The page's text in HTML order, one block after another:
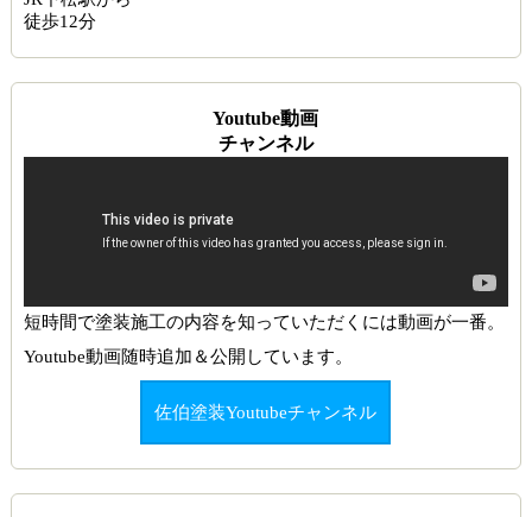
徒歩12分
Youtube動画
チャンネル
短時間で塗装施工の内容を知っていただくには動画が一番。
Youtube動画随時追加＆公開しています。
佐伯塗装Youtubeチャンネル